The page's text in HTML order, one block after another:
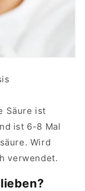
Säure ist
ist 6-8 Mal
Wird
verwendet.